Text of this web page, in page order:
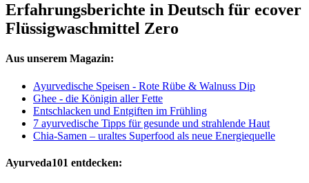
Erfahrungsberichte in Deutsch für ecover
Flüssigwaschmittel Zero
Aus unserem Magazin:
Ayurvedische Speisen - Rote Rübe & Walnuss Dip
Ghee - die Königin aller Fette
Entschlacken und Entgiften im Frühling
7 ayurvedische Tipps für gesunde und strahlende Haut
Chia-Samen – uraltes Superfood als neue Energiequelle
Ayurveda101 entdecken: